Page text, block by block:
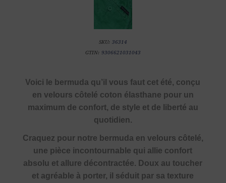
SKU: 36314
GTIN: 9306621031043
Voici le bermuda qu’il vous faut cet été, conçu
en velours côtelé coton élasthane pour un
maximum de confort, de style et de liberté au
quotidien.
Craquez pour notre bermuda en velours côtelé,
une pièce incontournable qui allie confort
absolu et allure décontractée. Doux au toucher
et agréable à porter, il séduit par sa texture